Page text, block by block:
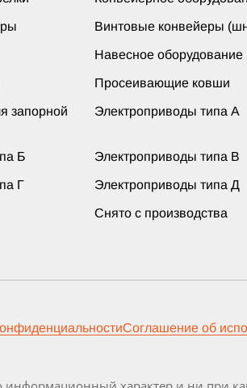
Винтовые конвейеры
Навесное оборудование
Просеивающие ковши
запорной
Электроприводы типа А
Б Электроприводы типа В
Г Электроприводы типа Д
Снято с производства
Соглашение об